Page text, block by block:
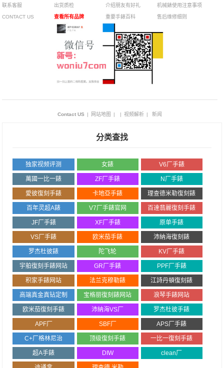
联系客服
CONTACT US
出货质检
查看所有品牌
介绍朋友有好礼
重要手錶百科
机械錶使用注意事项
售后维修细则
Contact US | 网站地图 | | 视频解析 | 新闻
分类查找
独家视频评测 女錶 V6厂手錶
萬國一比一錶 ZF厂手錶 N厂手錶
愛彼復刻手錶 卡地亞手錶 理查德米勒復刻錶
百年灵超A錶 V7厂手錶官网 百達翡麗復刻手錶
JF厂手錶 XF厂手錶 原单手錶
VS厂手錶 欧米茄手錶 沛納海復刻錶
罗杰杜彼錶 陀飞轮 KV厂手錶
宇舶復刻手錶网站 GR厂手錶 PPF厂手錶
积家手錶网站 法兰克穆勒錶 江詩丹頓復刻錶
高端真金真钻定制 宝格丽復刻錶网站 浪琴手錶网站
欧米茄復刻手錶 沛納海VS厂 罗杰杜彼手錶
APF厂 SBF厂 APS厂手錶
C+厂格林尼治 顶级復刻手錶 一比一復刻手錶
超A手錶 DIW clean厂